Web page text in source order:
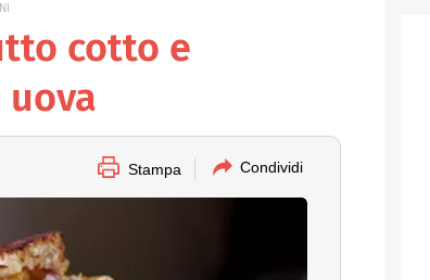
Marmellate e confetture
Ricette di base
Bevande
Mamma
cotto e
Stampa Condividi